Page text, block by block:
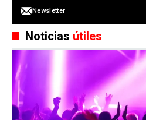
Newsletter
Noticias útiles